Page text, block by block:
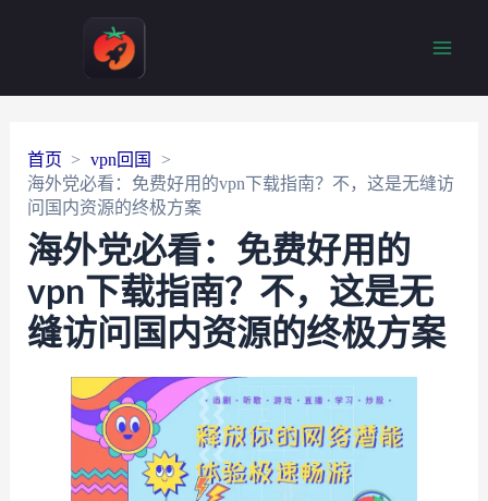
首页
vpn回国
海外党必看：免费好用的vpn下载指南？不，这是无缝访
问国内资源的终极方案
海外党必看：免费好用的
vpn下载指南？不，这是无
缝访问国内资源的终极方案